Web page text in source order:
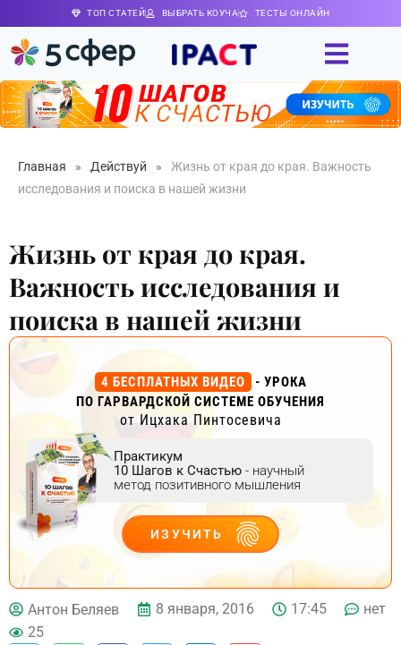
ТОП СТАТЕЙ ВЫБРАТЬ КОУЧА ТЕСТЫ ОНЛАЙН
Главная » Действуй »
Жизнь от края до края. Важность
исследования и поиска в нашей жизни
Жизнь от края до края.
Важность исследования и
поиска в нашей жизни
4 БЕСПЛАТНЫХ ВИДЕО
- УРОКА
ПО ГАРВАРДСКОЙ СИСТЕМЕ ОБУЧЕНИЯ
от Ицхака Пинтосевича
Практикум
10 Шагов к Счастью - научный
метод позитивного мышления
ИЗУЧИТЬ
ДЕЙСТВУЙ
Антон Беляев 8 января, 2016 17:45
нет
25